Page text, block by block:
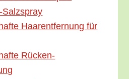
Salzspray
Haar­ent­fer­nung für
Rücken-